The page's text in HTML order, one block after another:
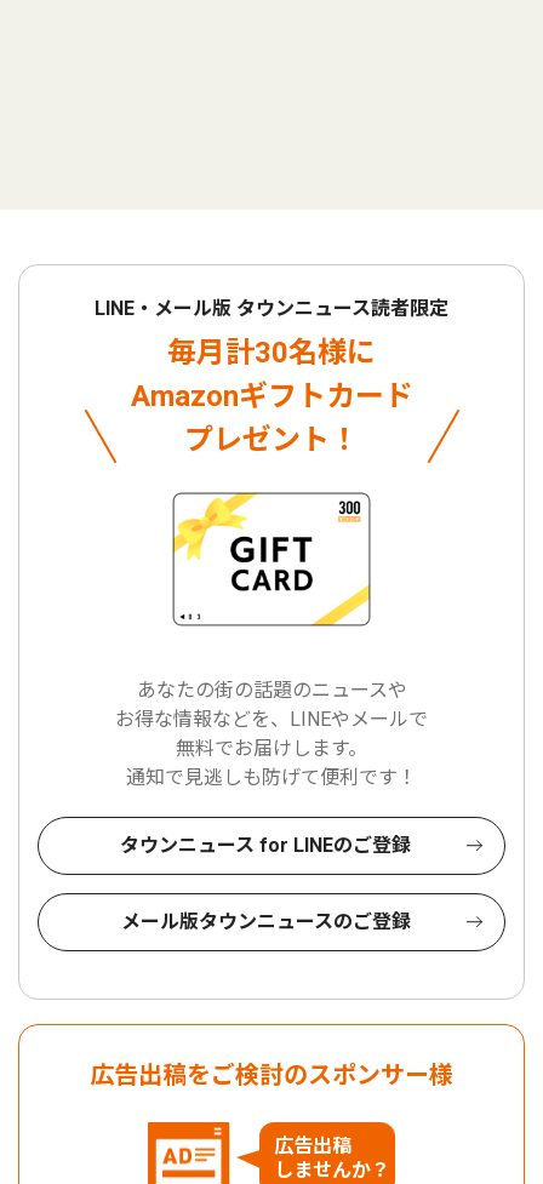
LINE・メール版 タウンニュース読者限定
毎月計30名様に
Amazonギフトカード
プレゼント！
あなたの街の話題のニュースや
お得な情報などを、LINEやメールで
無料でお届けします。
通知で見逃しも防げて便利です！
タウンニュース for LINEのご登録
メール版タウンニュースのご登録
広告出稿をご検討のスポンサー様
広告出稿
しませんか？